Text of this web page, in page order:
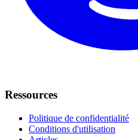
Ressources
Politique de confidentialité
Conditions d'utilisation